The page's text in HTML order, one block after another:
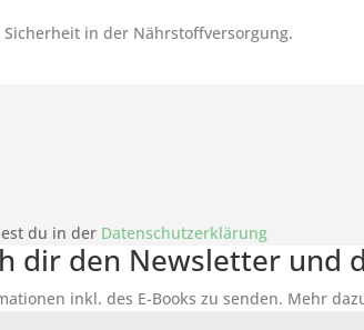
in der Nährstoffversorgung.
du in der Datenschutzerklärung
den Newsletter und
inkl. des E-Books zu senden. Mehr